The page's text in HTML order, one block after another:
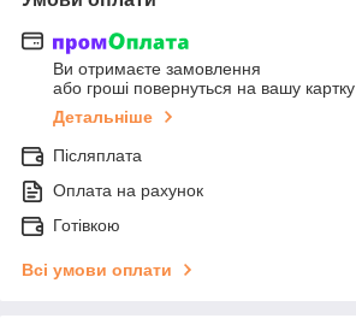
Ви отримаєте замовлення
або гроші повернуться на вашу картку
Детальніше
Післяплата
Оплата на рахунок
Готівкою
Всі умови оплати